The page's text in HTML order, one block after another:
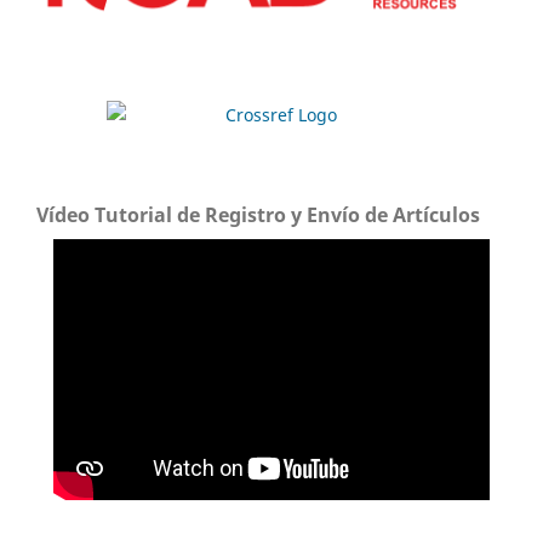
Vídeo Tutorial de Registro y Envío de Artículos